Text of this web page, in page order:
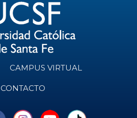
CAMPUS VIRTUAL
CONTACTO